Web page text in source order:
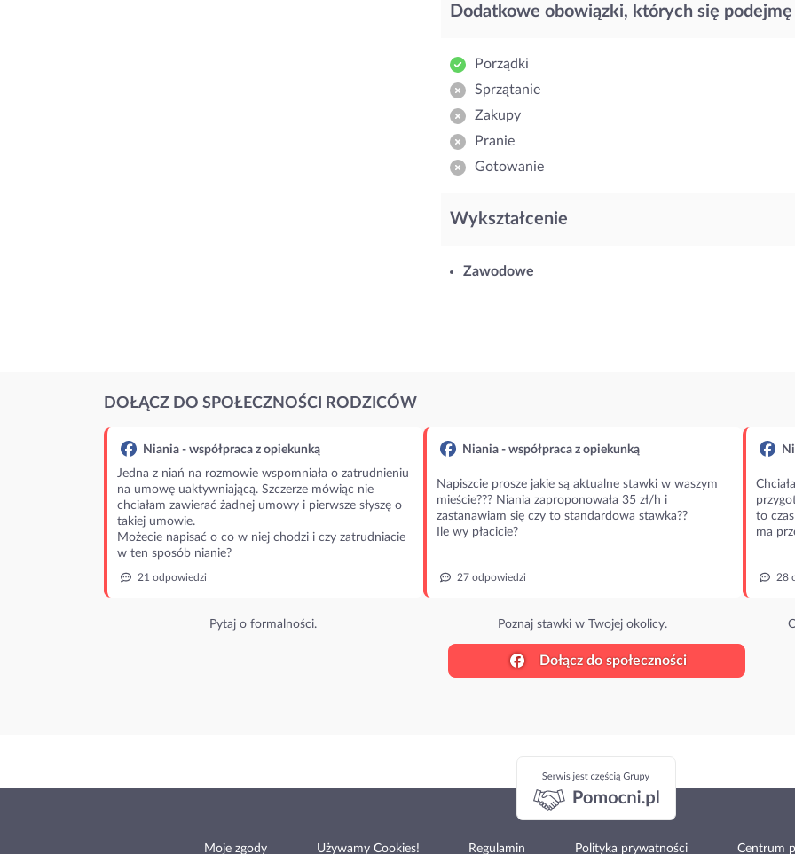
Dodatkowe obowiązki, których się podejmę
Porządki
Sprzątanie
Zakupy
Pranie
Gotowanie
Wykształcenie
Zawodowe
DOŁĄCZ DO SPOŁECZNOŚCI RODZICÓW
Niania - współpraca z opiekunką
Jedna z niań na rozmowie wspomniała o zatrudnieniu
na umowę uaktywniającą. Szczerze mówiąc nie
chciałam zawierać żadnej umowy i pierwsze słyszę o
takiej umowie.
Możecie napisać o co w niej chodzi i czy zatrudniacie
w ten sposób nianie?
21 odpowiedzi
Pytaj o formalności.
Niania - współpraca z opiekunką
Napiszcie prosze jakie są aktualne stawki w waszym
mieście??? Niania zaproponowała 35 zł/h i
zastanawiam się czy to standardowa stawka??
Ile wy płacicie?
27 odpowiedzi
Poznaj stawki w Twojej okolicy.
to
ma
28
Dołącz do społeczności
Moje zgody Używamy Cookies! Regulamin Polityka prywatności Centrum